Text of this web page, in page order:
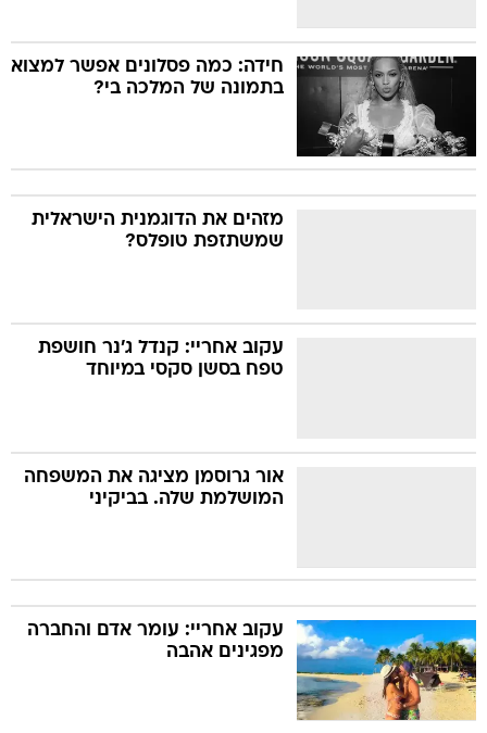
חידה: כמה פסלונים אפשר למצוא
בתמונה של המלכה בי?
מזהים את הדוגמנית הישראלית
שמשתזפת טופלס?
עקוב אחריי: קנדל ג'נר חושפת
טפח בסשן סקסי במיוחד
אור גרוסמן מציגה את המשפחה
המושלמת שלה. בביקיני
עקוב אחריי: עומר אדם והחברה
מפגינים אהבה